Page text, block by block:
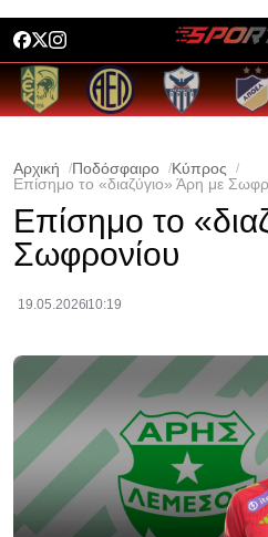
Αρχική Ποδόσφαιρο
Κύπρος
Επίσημο το «διαζύγιο» Άρη με
Επίσημο το
Σωφρονίου
19.05.2026 10:19